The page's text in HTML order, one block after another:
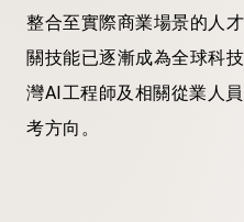
整合至實際商業場景的人
關技能已逐漸成為全球科
灣AI工程師及相關從業人
考方向。